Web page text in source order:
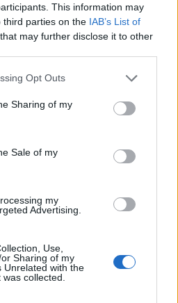
This information may
third parties on the IAB’s List of
that may further disclose it to other
app uses one or more Google
behaviour. You may click to
and its third-party tags to
purposes in below Google
Opt Outs
Sharing of my
Sale of my
my
Advertising.
Use,
Sharing of my
Unrelated with the
collected.
tre testimoni
“Sono